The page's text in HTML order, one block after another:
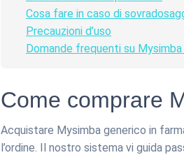
Cosa fare in caso di
Precauzioni d’uso
Domande frequenti su
Come comprare
Acquistare Mysimba generico in
l’ordine. Il nostro sistema vi guida